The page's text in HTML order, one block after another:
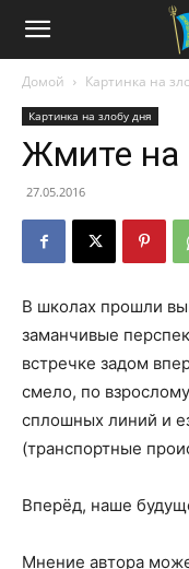
Домой Картинка на
Картинка на злобу дня
Жмите на
27.05.2016
В школах прошли
заманчивые
встречке задом
смело, по
сплошных линий и
(транспортные
Вперёд, наше
Мнение автора